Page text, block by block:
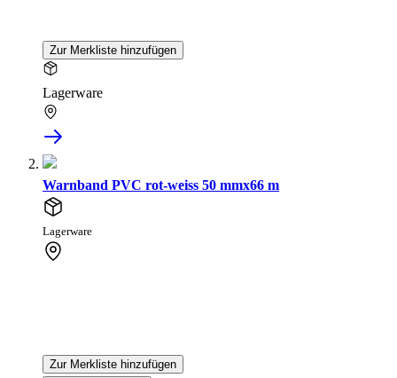
Zur Merkliste hinzufügen
Lagerware
Warnband PVC rot-weiss 50 mmx66 m
Lagerware
Zur Merkliste hinzufügen